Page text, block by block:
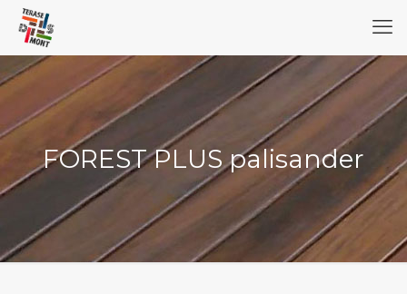
FOREST PLUS palisander